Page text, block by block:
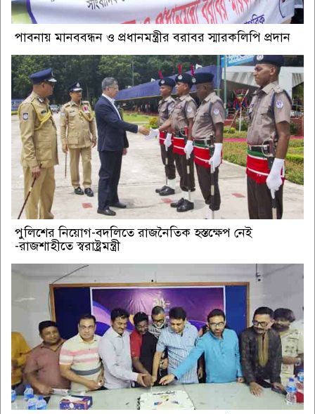
পাবনায় মানববন্ধন ও প্রধানমন্ত্রীর বরাবর স্মারকলিপি প্রদান
পুলিশের নিয়োগ-বদলিতে রাজনৈতিক হস্তক্ষেপ নেই
-রাজশাহীতে স্বরাষ্ট্রমন্ত্রী